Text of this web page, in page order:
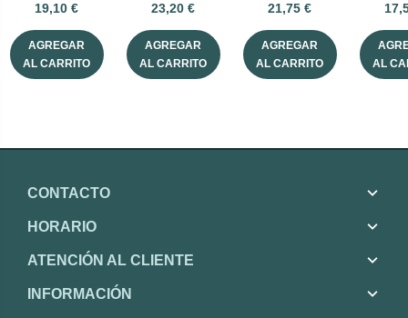
19,10 €
AGREGAR
AL CARRITO
23,20 €
AGREGAR
AL CARRITO
21,75 €
AGREGAR
AL CARRITO
AL
CONTACTO
HORARIO
ATENCIÓN AL CLIENTE
INFORMACIÓN